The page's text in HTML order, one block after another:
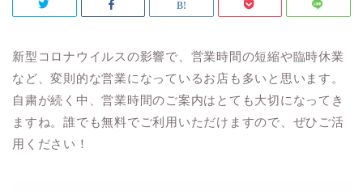
新型コロナウイルスの影響で、営業時間の短縮や臨時休業
など、変則的な営業になっているお店も多いと思います。
自粛が続く中、営業時間のご案内はとても大切になってき
ますね。誰でも無料でご利用いただけますので、ぜひご活
用ください！